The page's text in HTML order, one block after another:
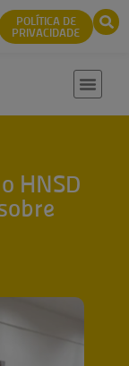
POLÍTICA DE
PRIVACIDADE
HNSD